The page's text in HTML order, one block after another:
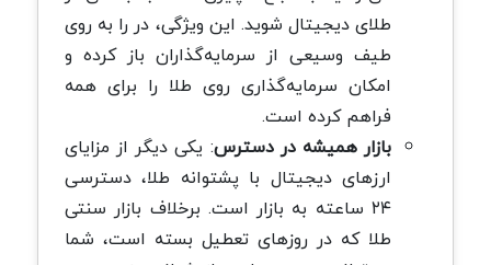
طلای دیجیتال شوید. این ویژگی، در را به روی
طیف وسیعی از سرمایه‌گذاران باز کرده و
امکان سرمایه‌گذاری روی طلا را برای همه
فراهم کرده است.
بازار همیشه در دسترس: یکی دیگر از مزایای
ارزهای دیجیتال با پشتوانه طلا، دسترسی
۲۴ ساعته به بازار است. برخلاف بازار سنتی
طلا که در روزهای تعطیل بسته است، شما